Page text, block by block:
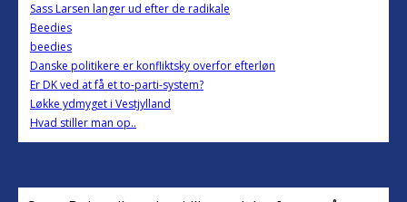
Sass Larsen langer ud efter de radikale
Beedies
beedies
Danske politikere er konfliktsky overfor efterløn
Er DK ved at få et to-parti-system?
Løkke ydmyget i Vestjylland
Hvad stiller man op..